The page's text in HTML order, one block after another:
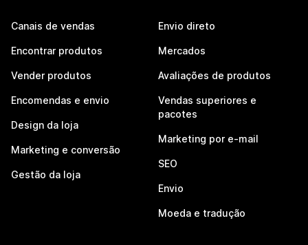
Canais de vendas
Encontrar produtos
Vender produtos
Encomendas e envio
Design da loja
Marketing e conversão
Gestão da loja
Envio direto
Mercados
Avaliações de produtos
Vendas superiores e
pacotes
Marketing por e-mail
SEO
Envio
Moeda e tradução